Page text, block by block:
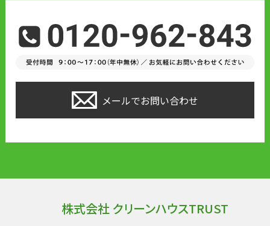
メールでお問い合わせ
株式会社 クリーンハウスTRUST